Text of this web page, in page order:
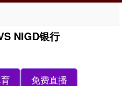
NIGD银行
免费直播